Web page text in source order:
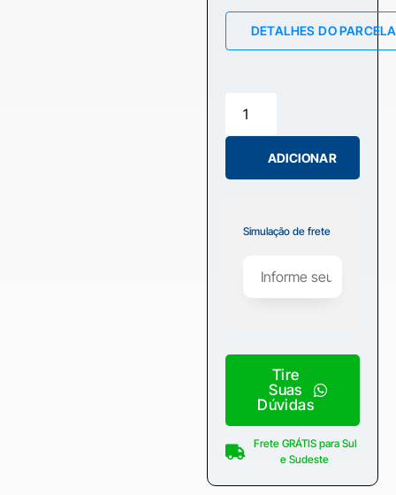
DETALHES DO
ADICIONAR
Simulação de frete
Tire
Suas
Dúvidas
Frete GRÁTIS para Sul
e Sudeste